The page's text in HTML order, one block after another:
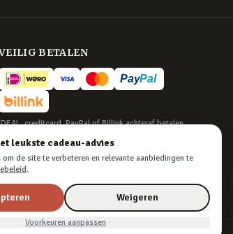
BETALEN
creditcard, PayPal of Billink achteraf betalen
22:45 besteld, morgen in huis. Tot 365
retourneren.
leukste cadeau-advies
de site te verbeteren en relevante aanbiedingen te
.
Weigeren
Voorkeuren aanpassen